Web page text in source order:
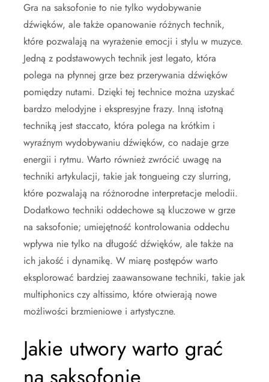
Gra na saksofonie to nie tylko wydobywanie
dźwięków, ale także opanowanie różnych technik,
które pozwalają na wyrażenie emocji i stylu w muzyce.
Jedną z podstawowych technik jest legato, która
polega na płynnej grze bez przerywania dźwięków
pomiędzy nutami. Dzięki tej technice można uzyskać
bardzo melodyjne i ekspresyjne frazy. Inną istotną
techniką jest staccato, która polega na krótkim i
wyraźnym wydobywaniu dźwięków, co nadaje grze
energii i rytmu. Warto również zwrócić uwagę na
techniki artykulacji, takie jak tongueing czy slurring,
które pozwalają na różnorodne interpretacje melodii.
Dodatkowo techniki oddechowe są kluczowe w grze
na saksofonie; umiejętność kontrolowania oddechu
wpływa nie tylko na długość dźwięków, ale także na
ich jakość i dynamikę. W miarę postępów warto
eksplorować bardziej zaawansowane techniki, takie jak
multiphonics czy altissimo, które otwierają nowe
możliwości brzmieniowe i artystyczne.
Jakie utwory warto grać